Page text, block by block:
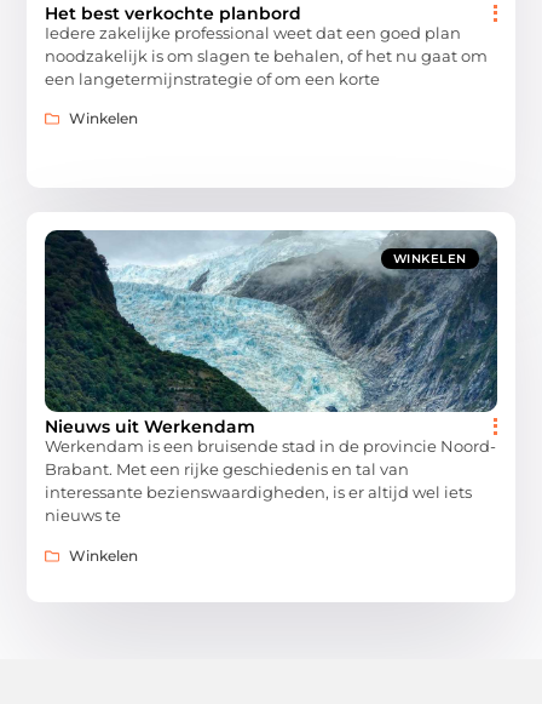
Het best verkochte planbord
Iedere zakelijke professional weet dat een goed plan
noodzakelijk is om slagen te behalen, of het nu gaat om
een langetermijnstrategie of om een korte
Winkelen
WINKELEN
Nieuws uit Werkendam
Werkendam is een bruisende stad in de provincie Noord-
Brabant. Met een rijke geschiedenis en tal van
interessante bezienswaardigheden, is er altijd wel iets
nieuws te
Winkelen